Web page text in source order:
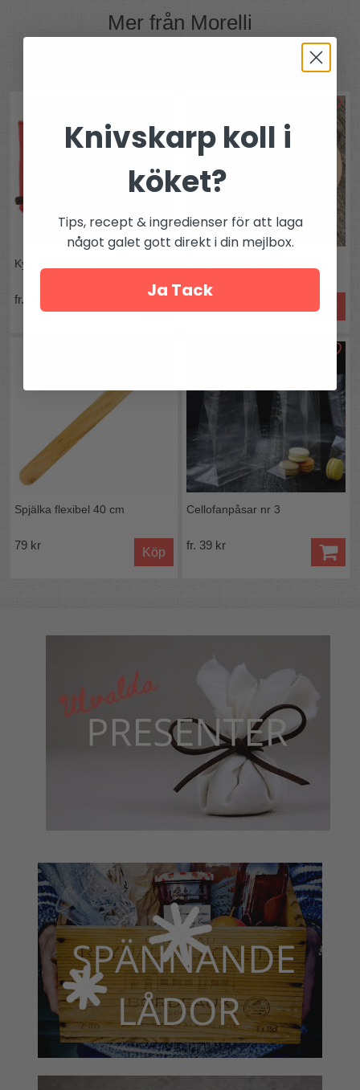
Mer från Morelli
Kylväska för boxvin
fr. 297 kr 139 kr
Köp
Spjälka flexibel 40 cm
79 kr
Köp
Cellofanpåsar nr 3
fr. 39 kr
Knivskarp koll i
köket?
Tips, recept & ingredienser för att laga
något galet gott direkt i din mejlbox.
Ja Tack